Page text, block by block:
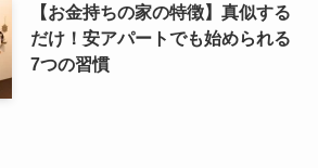
【お金持ちの家の特徴】真似する
だけ！安アパートでも始められる
7つの習慣